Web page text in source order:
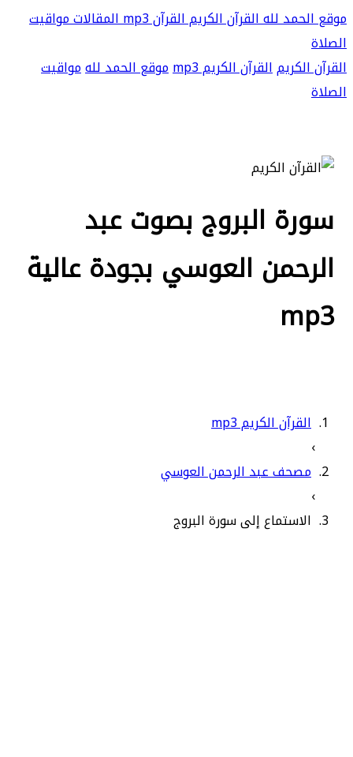
موقع الحمد للهالقرآن الكريمالقرآن mp3 المقالاتمواقيت
الصلاة
القرآن الكريمالقرآن الكريم mp3 موقع الحمد للهمواقيت
الصلاة
سورة البروج بصوت عبد
الرحمن العوسي بجودة عالية
mp3
القرآن الكريم mp3
›
مصحف عبد الرحمن العوسي
›
الاستماع إلى سورة البروج